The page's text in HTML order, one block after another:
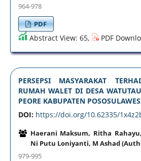
964-978
PDF
Abstract View: 65, PDF
PERSEPSI MASYARAKAT
RUMAH WALET DI DESA
PEORE KABUPATEN
DOI: https://doi.org/10.62335/
Haerani Maksum, Ritha
Ni Putu Loniyanti, M Ashad
979-995